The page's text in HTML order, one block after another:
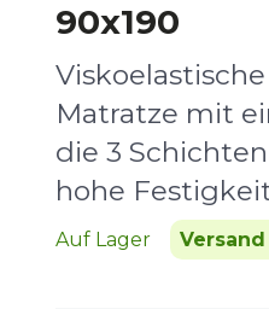
90x190
Matratze mit
die 3
hohe
Auf Lager